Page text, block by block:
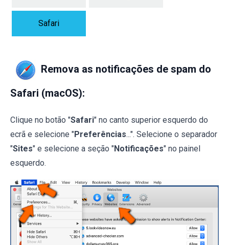
Safari
Remova as notificações de spam do
Safari (macOS):
Clique no botão "Safari" no canto superior esquerdo do
ecrã e selecione "Preferências...". Selecione o separador
"Sites" e selecione a seção "Notificações" no painel
esquerdo.